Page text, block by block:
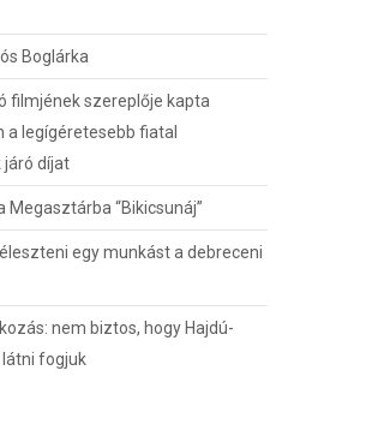
Boglárka
filmjének szereplője kapta
a legígéretesebb fiatal
járó díjat
Megasztárba “Bikicsunáj”
egy munkást a debreceni
nem biztos, hogy Hajdú-
látni fogjuk